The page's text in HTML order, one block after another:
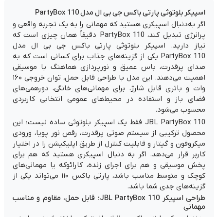
اسپیکر بلوتوثی پارتی باکس جی بی ال مدل PartyBox 110
اگر به‌دنبال اسپیکری هستید که مهمانی را به یک تجربه واقعی و
پرانرژی تبدیل کند، PartyBox 110 دقیقاً همان چیزی است که
نیاز دارید. اسپیکر بلوتوثی پارتی باکس جی بی ال مدل
PartyBox 110 یکی از گزینه‌های جذاب برای کسانی است که به
صدای پرقدرت، باس عمیق و نورپردازی هماهنگ با موسیقی
اهمیت می‌دهند. این مدل با طراحی قابل حمل، توان خروجی ۱۶۰
وات و باتری قابل شارژ، برای مهمانی‌های خانگی، دورهمی‌های
فضای باز و استفاده در محیط‌های عمومی انتخابی کاربردی
محسوب می‌شود.
JBL PartyBox 110 فقط یک اسپیکر بلوتوثی ساده نیست؛ این
محصول ترکیبی از سیستم صوتی پرقدرت، رقص نور پویا، ورودی
میکروفون و گیتار و قابلیت کنترل از طریق اپلیکیشن را در اختیار
کاربر قرار می‌دهد. اگر به دنبال اسپیکری هستید که هم برای
پخش موسیقی و هم برای اجرای زنده، کارائوکه یا مهمانی‌های
کوچک و متوسط مناسب باشد، پارتی باکس ۱۱۰ می‌تواند یکی از
گزینه‌های جدی شما باشد.
طراحی اسپیکر JBL PartyBox 110؛ قابل حمل، مقاوم و مناسب
مهمانی